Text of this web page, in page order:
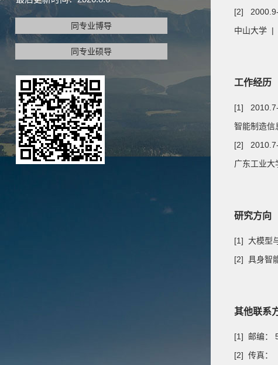
同专业博导
同专业硕导
[2]
中山大学 |
工作经历
[1]
智能制造信
[2]
广东工业
研究方向
[1] 大模型
[2] 具身智
其他联系
[1] 邮编：
[2] 传真：